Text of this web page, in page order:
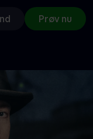
Prøv nu